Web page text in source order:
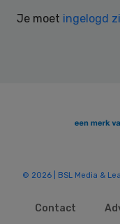
Je moet ingelogd
© 2026 | BSL Media &
Contact